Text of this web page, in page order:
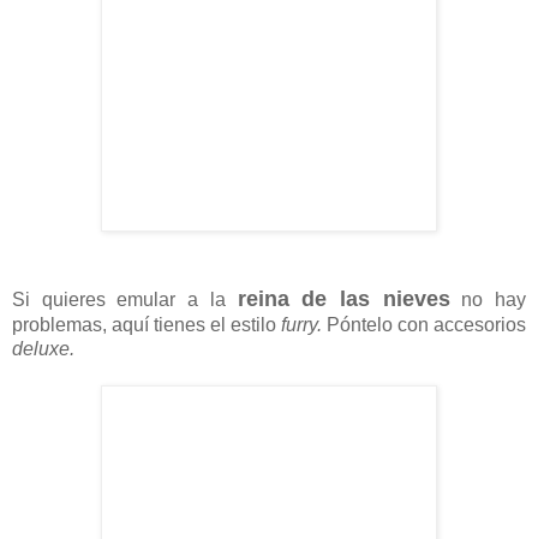
Si quieres emular a la reina de las nievesno hay
problemas, aquí tienes el estilo furry. Póntelo con accesorios
deluxe.